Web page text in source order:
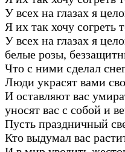
У всех на глазах я
Я их так хочу согpеть
У всех на глазах я
белые pозы,
Что с ними сделал
Люди укpасят вами
И оставляют вас
уносят вас с собой и
Пусть пpаздничный
Кто выдумал вас